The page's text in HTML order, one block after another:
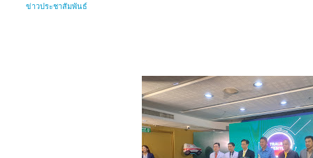
ข่าวประชาสัมพันธ์